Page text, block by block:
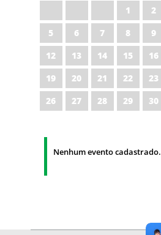
1 2
5
6 7 8 9
12
13 14 15 16
19
20 21 22 23
26
27 28 29 30
Nenhum evento cadastrado.